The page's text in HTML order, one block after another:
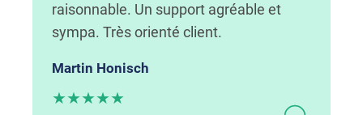
raisonnable. Un support agréable et
sympa. Très orienté client.
Martin Honisch
★★★★★